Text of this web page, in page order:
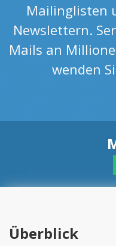
Mailinglisten
Newslettern.
Mails an
wenden
Überblick